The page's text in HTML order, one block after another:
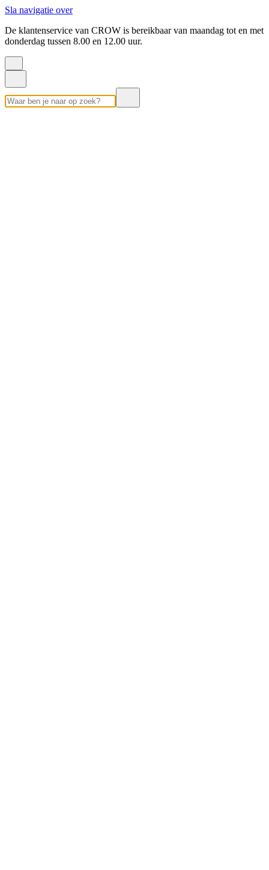
Sla navigatie over
De klantenservice van CROW is bereikbaar van maandag tot en met
donderdag tussen 8.00 en 12.00 uur.